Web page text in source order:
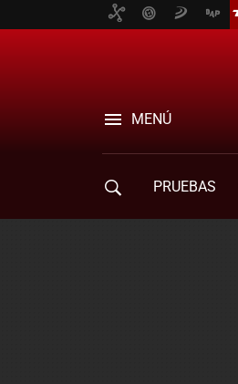
MENÚ
PRUEBAS